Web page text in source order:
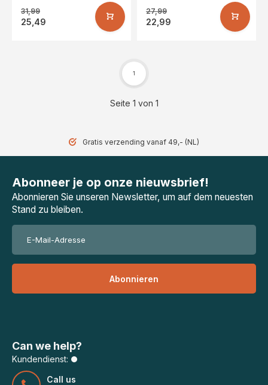
31,99
25,49
27,99
22,99
Seite 1 von 1
1
Gratis verzending vanaf 49,- (NL)
Abonneer je op onze nieuwsbrief!
Abonnieren Sie unseren Newsletter, um auf dem neuesten
Stand zu bleiben.
Abonnieren
Can we help?
Kundendienst:
Call us